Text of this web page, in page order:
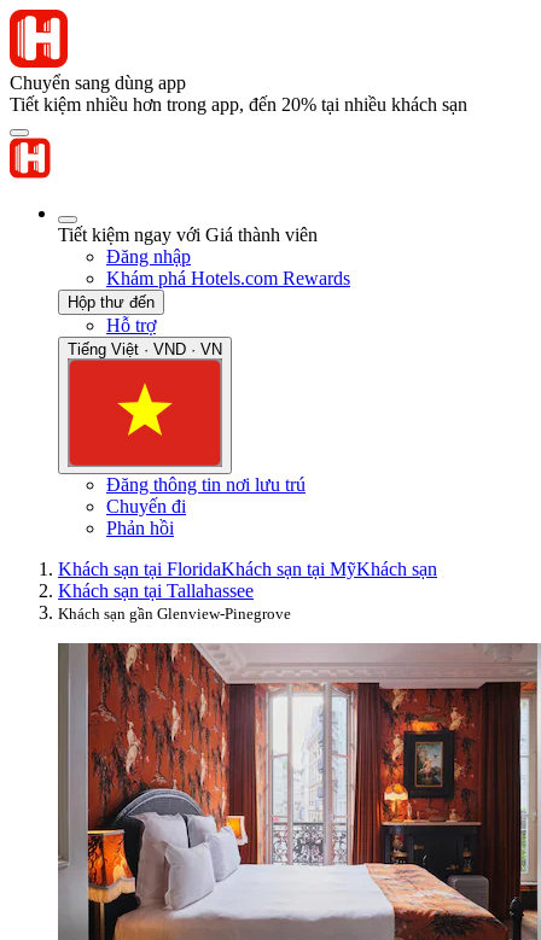
Chuyển sang dùng app
Tiết kiệm nhiều hơn trong app, đến 20% tại nhiều khách sạn
Tiết kiệm ngay với Giá thành viên
Đăng nhập
Khám phá Hotels.com Rewards
Hộp thư đến
Hỗ trợ
Tiếng Việt · VND · VN
Đăng thông tin nơi lưu trú
Chuyến đi
Phản hồi
Khách sạn tại FloridaKhách sạn tại MỹKhách sạn
Khách sạn tại Tallahassee
Khách sạn gần Glenview-Pinegrove